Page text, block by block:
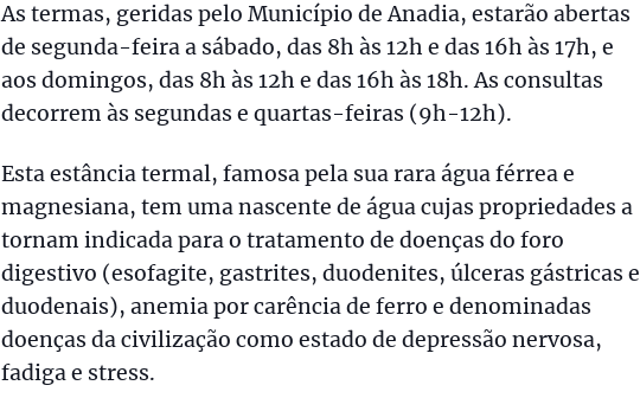
As termas, geridas pelo Município de Anadia, estarão abertas
de segunda-feira a sábado, das 8h às 12h e das 16h às 17h, e
aos domingos, das 8h às 12h e das 16h às 18h. As consultas
decorrem às segundas e quartas-feiras (9h-12h).
Esta estância termal, famosa pela sua rara água férrea e
magnesiana, tem uma nascente de água cujas propriedades a
tornam indicada para o tratamento de doenças do foro
digestivo (esofagite, gastrites, duodenites, úlceras gástricas e
duodenais), anemia por carência de ferro e denominadas
doenças da civilização como estado de depressão nervosa,
fadiga e stress.